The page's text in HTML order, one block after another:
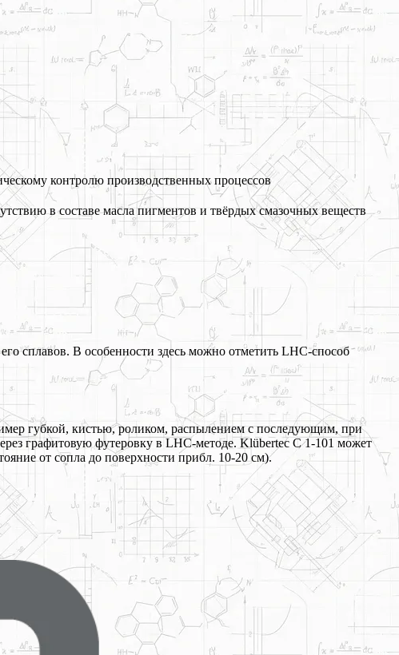
контролю производственных процессов
в составе масла пигментов и твёрдых смазочных веществ
сплавов. В особенности здесь можно отметить LHC-способ
губкой, кистью, роликом, распылением с последующим, при
графитовую футеровку в LHC-методе. Klübertec C 1-101 может
от сопла до поверхности прибл. 10-20 см).